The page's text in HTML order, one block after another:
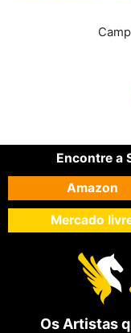
Encontre a
Amazon
Mercado
Os Artistas